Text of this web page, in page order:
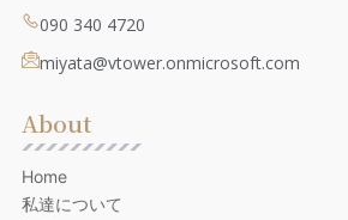
090 340 4720
miyata@vtower.onmicrosoft.com
About
Home
私達について